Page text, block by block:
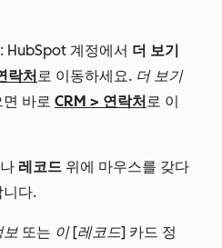
HubSpot 계정에서 더 보기
락처로 이동하세요. 더 보기
바로 CRM > 연락처로 이
레코드 위에 마우스를 갖다
니다.
보 또는 이 [레코드] 카드 정